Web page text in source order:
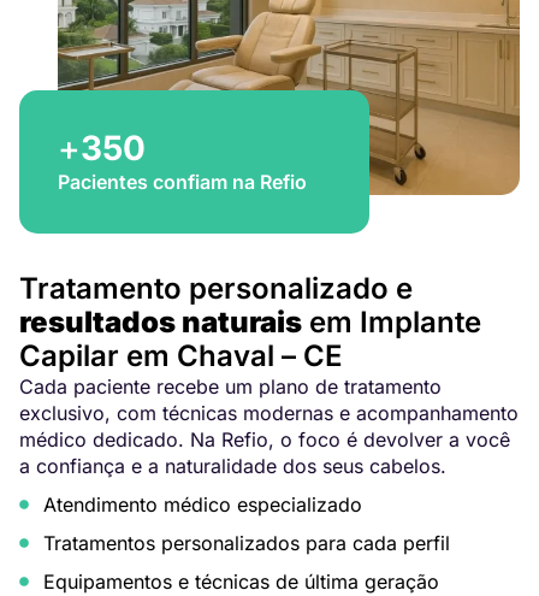
+350
Pacientes confiam na Refio
Tratamento personalizado e
resultados naturais em Implante
Capilar em Chaval – CE
Cada paciente recebe um plano de tratamento
exclusivo, com técnicas modernas e acompanhamento
médico dedicado. Na Refio, o foco é devolver a você
a confiança e a naturalidade dos seus cabelos.
Atendimento médico especializado
Tratamentos personalizados para cada perfil
Equipamentos e técnicas de última geração